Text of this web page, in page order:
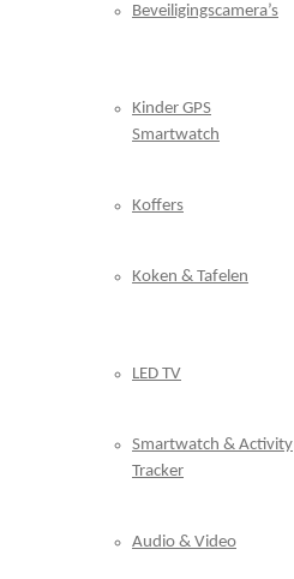
Beveiligingscamera’s
Kinder GPS
Smartwatch
Koffers
Koken & Tafelen
LED TV
Smartwatch & Activity
Tracker
Audio & Video